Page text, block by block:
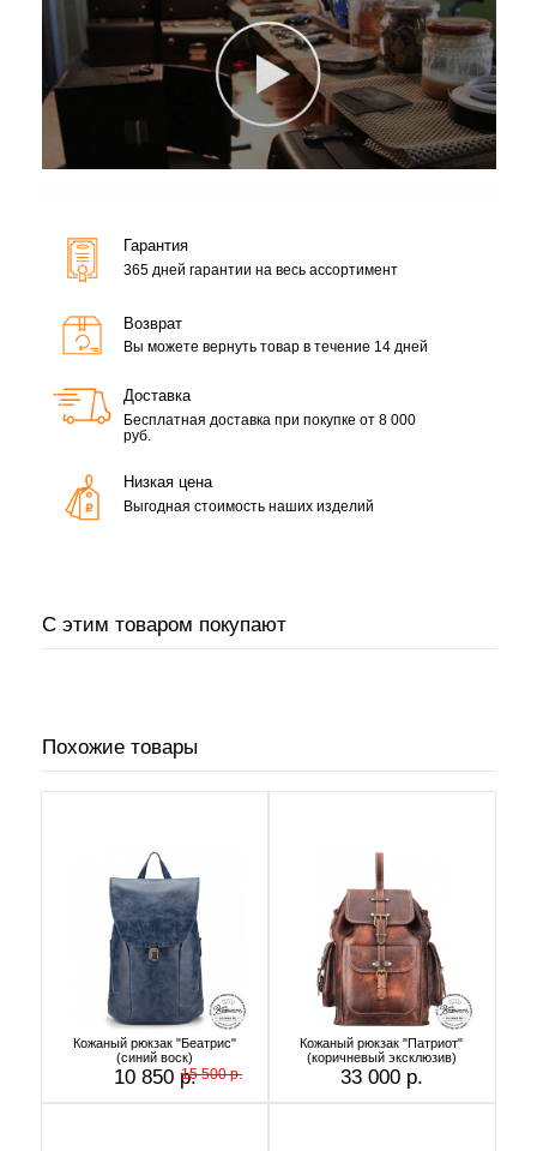
Гарантия
365 дней гарантии на весь ассортимент
Возврат
Вы можете вернуть товар в течение 14 дней
Доставка
Бесплатная доставка при покупке от 8 000
руб.
Низкая цена
Выгодная стоимость наших изделий
С этим товаром покупают
Похожие товары
Кожаный рюкзак "Беатрис"
(синий воск)
10 850 р.15 500 р.
Кожаный рюкзак "Патриот"
(коричневый эксклюзив)
33 000 р.